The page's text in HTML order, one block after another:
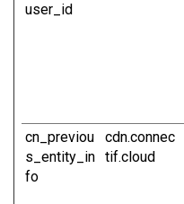
user_id
cn_previou
s_entity_in
fo
cdn.connec
tif.cloud